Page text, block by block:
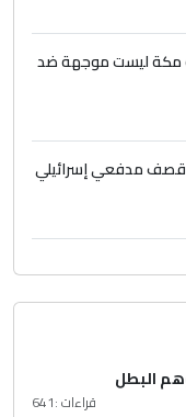
مكة ليست موجهة ضد
مدفعي إسرائيلي
البطل
قراءات :641